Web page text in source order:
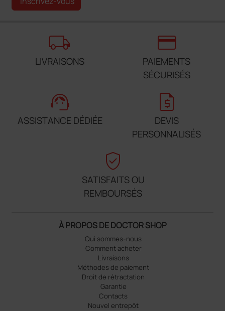
local_shipping
LIVRAISONS
credit_card
PAIEMENTS
SÉCURISÉS
support_agent
ASSISTANCE DÉDIÉE
request_quote
DEVIS
PERSONNALISÉS
verified_user
SATISFAITS OU
REMBOURSÉS
À PROPOS DE DOCTOR SHOP
Qui sommes-nous
Comment acheter
Livraisons
Méthodes de paiement
Droit de rétractation
Garantie
Contacts
Nouvel entrepôt